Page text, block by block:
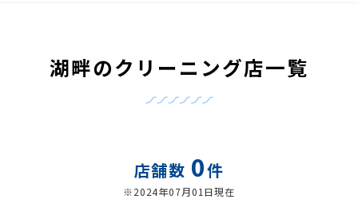
湖畔のクリーニング店一覧
店舗数 0件
※2024年07月01日現在